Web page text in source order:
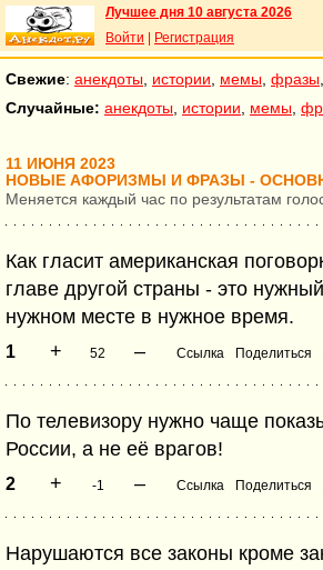
Лучшее дня 10 августа 2026
Войти
Регистрация
Свежие: анекдоты истории мемы фразы
Случайные: анекдоты истории мемы
11 ИЮНЯ 2023
НОВЫЕ АФОРИЗМЫ И ФРАЗЫ -
Меняется каждый час по результатам
Как гласит американская
главе другой страны - это
нужном месте в нужное время.
1 + 52 – Ссылка Поделиться
По телевизору нужно чаще
России, а не её врагов!
2 + -1 – Ссылка Поделиться
Нарушаются все законы кроме